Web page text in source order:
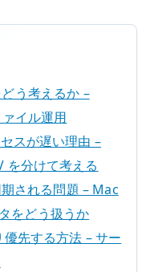
う考えるか –
イル運用
スが遅い理由 –
を分けて考える
される問題 – Mac
をどう扱うか
先する方法 – サー